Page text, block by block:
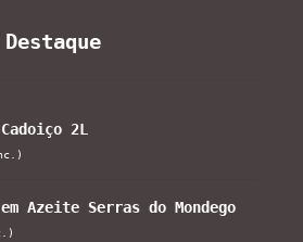
2L
Azeite Serras do Mondego